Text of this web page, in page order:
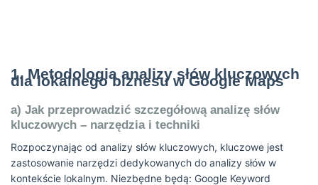
1. Metodologia analizy słów kluczowych
dla lokalnego biznesu w Google Maps
a) Jak przeprowadzić szczegółową analizę słów
kluczowych – narzędzia i techniki
Rozpoczynając od analizy słów kluczowych, kluczowe jest
zastosowanie narzędzi dedykowanych do analizy słów w
kontekście lokalnym. Niezbędne będą: Google Keyword